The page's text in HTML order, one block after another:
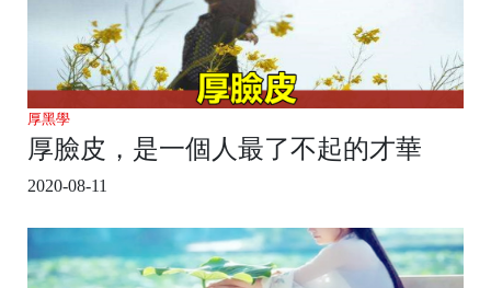
厚黑學
厚臉皮，是一個人最了不起的才華
2020-08-11